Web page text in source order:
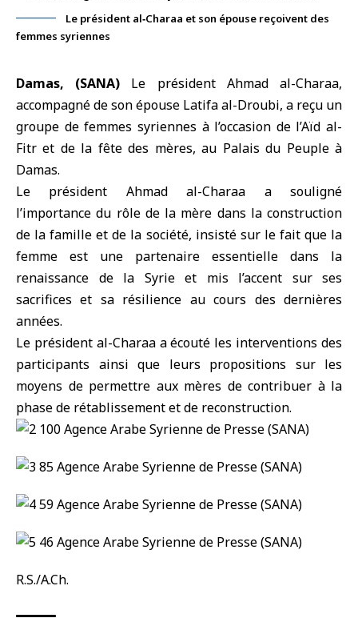
Le président al‑Charaa et son épouse reçoivent des
femmes syriennes
Damas, (SANA) Le président Ahmad al-Charaa,
accompagné de son épouse Latifa al-Droubi, a reçu un
groupe de femmes syriennes à l’occasion de l’Aïd al-
Fitr et de la fête des mères, au Palais du Peuple à
Damas.
Le président Ahmad al-Charaa a souligné
l’importance du rôle de la mère dans la construction
de la famille et de la société, insisté sur le fait que la
femme est une partenaire essentielle dans la
renaissance de la Syrie et mis l’accent sur ses
sacrifices et sa résilience au cours des dernières
années.
Le président al-Charaa a écouté les interventions des
participants ainsi que leurs propositions sur les
moyens de permettre aux mères de contribuer à la
phase de rétablissement et de reconstruction.
R.S./A.Ch.